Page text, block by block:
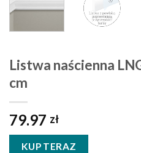
Listwa naścienna
cm
79.97 zł
KUP TERAZ